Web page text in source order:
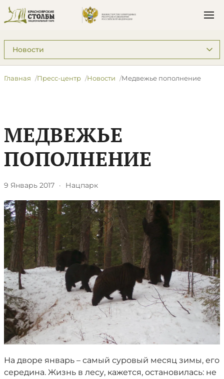
Подразделы: Пресс-центр
Главная Пресс-центр Новости Медвежье пополнение
МЕДВЕЖЬЕ
ПОПОЛНЕНИЕ
9 Январь 2017 · Нацпарк
На дворе январь – самый суровый месяц зимы, его
середина. Жизнь в лесу, кажется, остановилась: не